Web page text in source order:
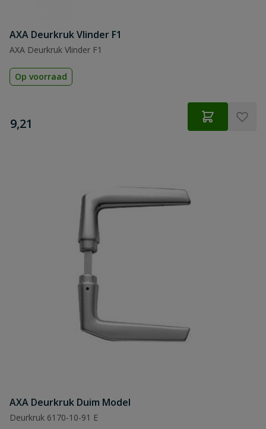
AXA Deurkruk Vlinder F1
AXA Deurkruk Vlinder F1
Op voorraad
€
9,21
AXA Deurkruk Duim Model
Deurkruk 6170-10-91 E